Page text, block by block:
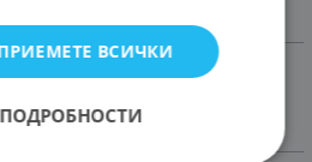
ВСИЧКИ